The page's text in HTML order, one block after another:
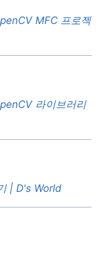
MFC 프로젝
라이브러리
| D's World